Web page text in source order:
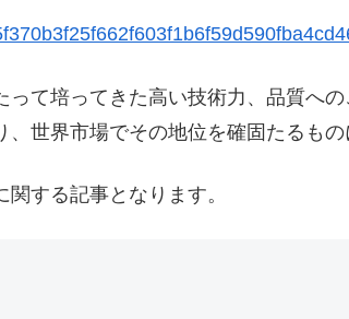
って培ってきた高い技術力、品質へ
世界市場でその地位を確固たるもの
する記事となります。